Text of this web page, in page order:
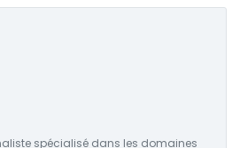
spécialisé dans les domaines